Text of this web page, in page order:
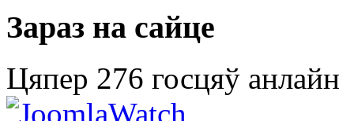
Зараз на сайце
Цяпер 276 госцяў анлайн